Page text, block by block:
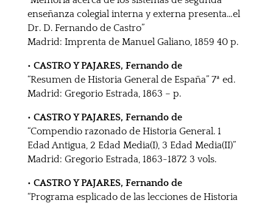
enseñanza colegial interna y externa presenta…el
Dr. D. Fernando de Castro”
Madrid: Imprenta de Manuel Galiano, 1859 40 p.
• CASTRO Y PAJARES, Fernando de
“Resumen de Historia General de España” 7ª ed.
Madrid: Gregorio Estrada, 1863 – p.
• CASTRO Y PAJARES, Fernando de
“Compendio razonado de Historia General. 1
Edad Antigua, 2 Edad Media(I), 3 Edad Media(II)”
Madrid: Gregorio Estrada, 1863-1872 3 vols.
• CASTRO Y PAJARES, Fernando de
“Programa esplicado de las lecciones de Historia